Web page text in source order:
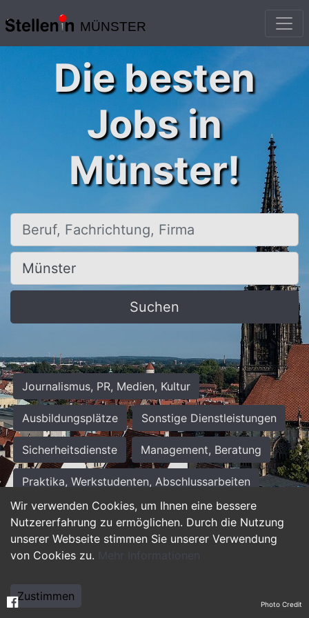
MÜNSTER
Wir verwenden Cookies, um Ihnen eine bessere
Nutzererfahrung zu ermöglichen. Durch die Nutzung
unserer Webseite stimmen Sie unserer Verwendung
von Cookies zu. Mehr Informationen
Zustimmen
Die besten
Jobs in
Münster!
Beruf, Fachrichtung, Firma
Ort, Stadt
Suchen
Journalismus, PR, Medien, Kultur
Ausbildungsplätze Sonstige Dienstleistungen
Sicherheitsdienste Management, Beratung
Praktika, Werkstudenten, Abschlussarbeiten
Personalwesen Assistenz, Sekretariat
Hilfskräfte, Aushilfs- und Nebenjobs
Weiterbildung, Studium, duale Ausbildung Photo Credit